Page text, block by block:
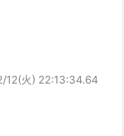
12(火) 22:13:34.64